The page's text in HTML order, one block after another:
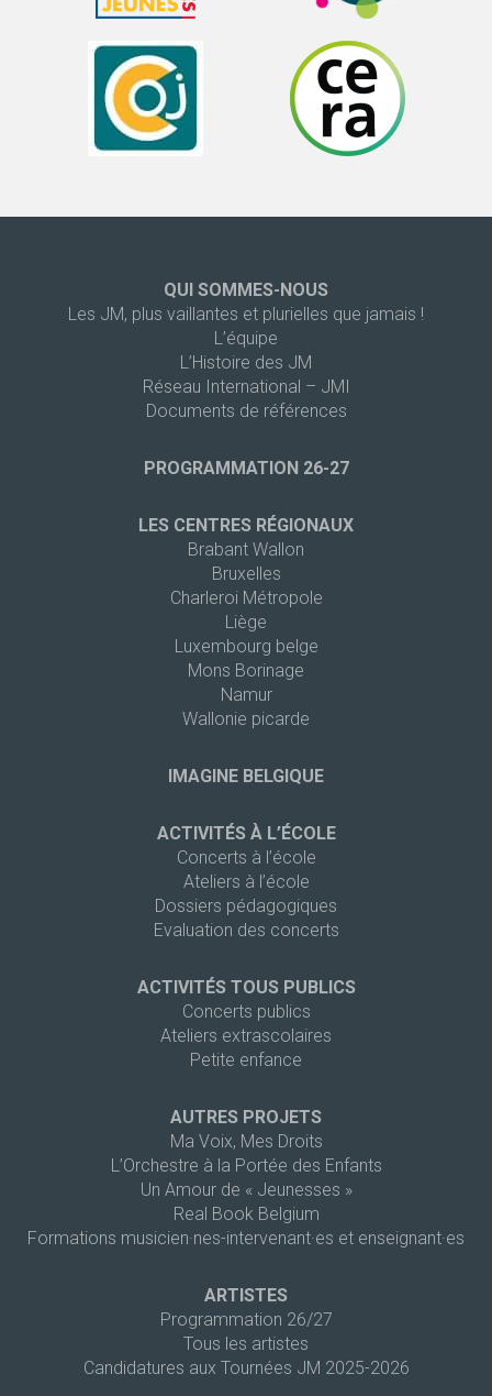
QUI SOMMES-NOUS
Les JM, plus vaillantes et plurielles que jamais !
L’équipe
L’Histoire des JM
Réseau International – JMI
Documents de références
PROGRAMMATION 26-27
LES CENTRES RÉGIONAUX
Brabant Wallon
Bruxelles
Charleroi Métropole
Liège
Luxembourg belge
Mons Borinage
Namur
Wallonie picarde
IMAGINE BELGIQUE
ACTIVITÉS À L’ÉCOLE
Concerts à l’école
Ateliers à l’école
Dossiers pédagogiques
Evaluation des concerts
ACTIVITÉS TOUS PUBLICS
Concerts publics
Ateliers extrascolaires
Petite enfance
AUTRES PROJETS
Ma Voix, Mes Droits
L’Orchestre à la Portée des Enfants
Un Amour de « Jeunesses »
Real Book Belgium
Formations musicien·nes-intervenant·es et enseignant·es
ARTISTES
Programmation 26/27
Tous les artistes
Candidatures aux Tournées JM 2025-2026